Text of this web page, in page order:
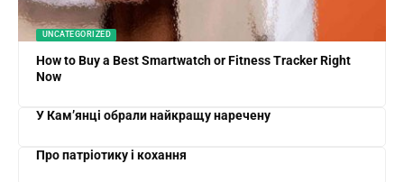
UNCATEGORIZED
How to Buy a Best Smartwatch or Fitness Tracker Right
Now
У Кам’янці обрали найкращу наречену
Про патріотику і кохання